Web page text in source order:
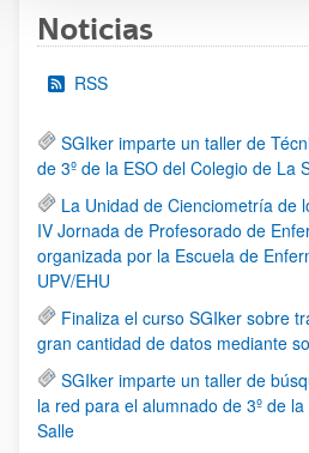
Noticias
RSS
SGIker imparte un taller de
de 3º de la ESO del Colegio de La
La Unidad de Cienciometría de
IV Jornada de Profesorado de
organizada por la Escuela de
UPV/EHU
Finaliza el curso SGIker sobre
gran cantidad de datos mediante
SGIker imparte un taller de
la red para el alumnado de 3º de
Salle